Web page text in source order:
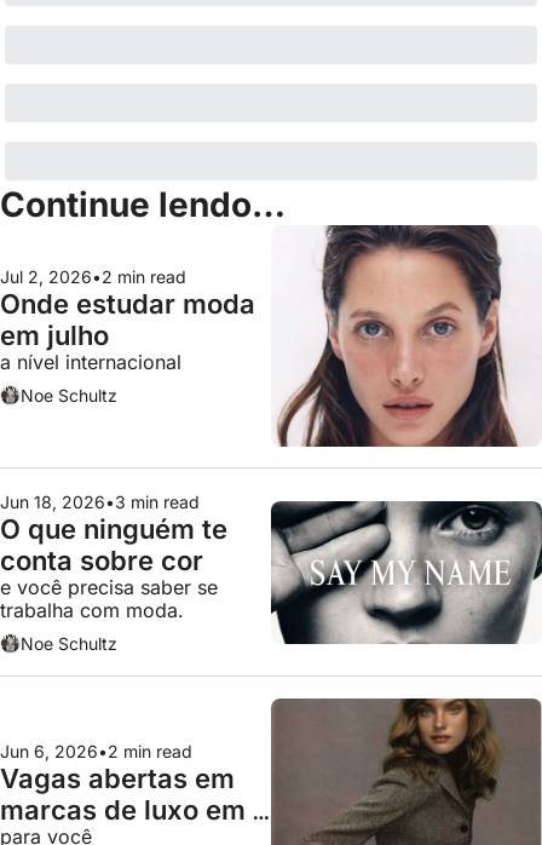
Continue lendo…
Jul 2, 2026•2 min read
Onde estudar moda
em julho
a nível internacional
Noe Schultz
Jun 18, 2026•3 min read
O que ninguém te
conta sobre cor
e você precisa saber se
trabalha com moda.
Noe Schultz
Jun 6, 2026•2 min read
Vagas abertas em
marcas de luxo em
para você